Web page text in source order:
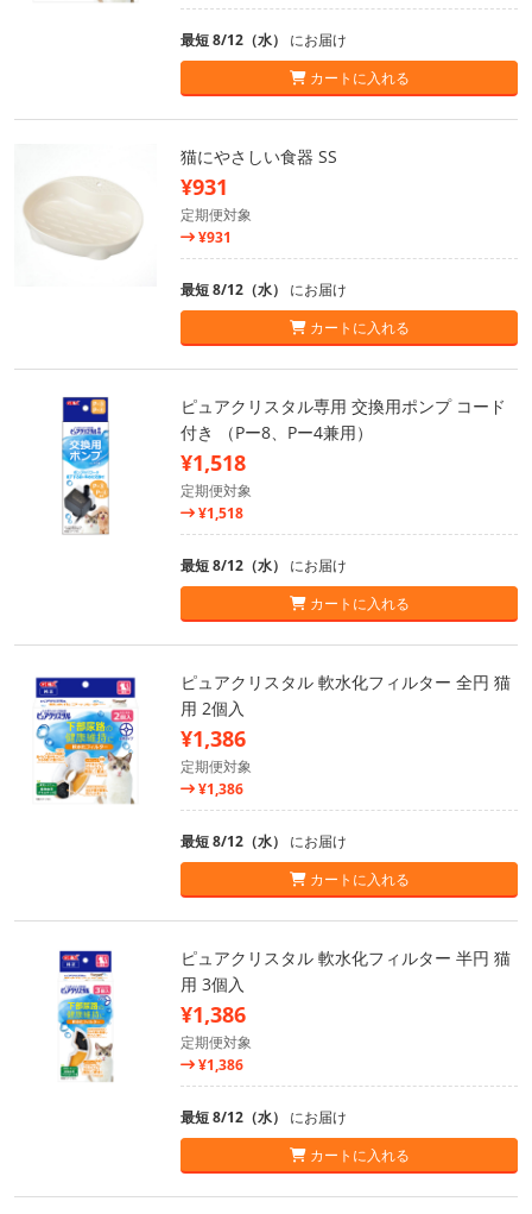
最短 8/12（水） にお届け
カートに入れる
猫にやさしい食器 SS
¥931
定期便対象
¥931
最短 8/12（水） にお届け
カートに入れる
ピュアクリスタル専用 交換用ポンプ コード
付き （Pー8、Pー4兼用）
¥1,518
定期便対象
¥1,518
最短 8/12（水） にお届け
カートに入れる
ピュアクリスタル 軟水化フィルター 全円 猫
用 2個入
¥1,386
定期便対象
¥1,386
最短 8/12（水） にお届け
カートに入れる
ピュアクリスタル 軟水化フィルター 半円 猫
用 3個入
¥1,386
定期便対象
¥1,386
最短 8/12（水） にお届け
カートに入れる